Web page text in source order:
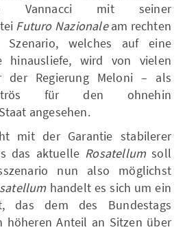
Vannacci mit seiner
Futuro Nazionaleam rechten
Szenario, welches auf eine
hinausliefe, wird von vielen
Regierung Meloni – als
für den ohnehin
angesehen.
mit der Garantie stabilerer
das aktuelle Rosatellum soll
nun also möglichst
handelt es sich um ein
das dem des Bundestags
höheren Anteil an Sitzen über